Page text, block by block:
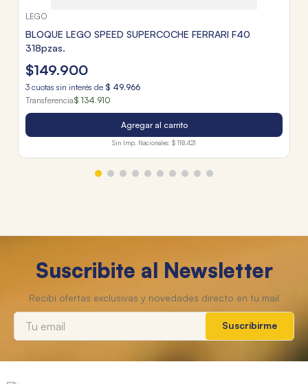
LEGO
BLOQUE LEGO SPEED SUPERCOCHE FERRARI F40
318pzas.
$149.900
3 cuotas sin interés de $ 49.966
Transferencia$ 134.910
Agregar al carrito
Sin Imp. Nacionales: $ 118.421
Suscribite al Newsletter
Suscribirme